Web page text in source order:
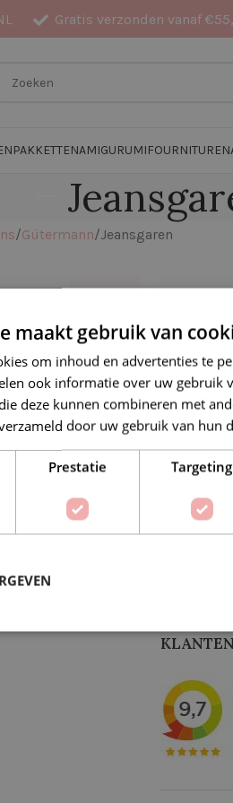
Gratis verzonden vanaf
PAKKETTENAMIGURUMIFOURNITUREN
Gütermann Jeansgaren
€2,32
maakt gebruik van
om inhoud en advertenties te
ook informatie over uw gebruik
deze kunnen combineren met
door uw gebruik van hun
Prestatie Targeting